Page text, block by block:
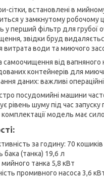
сітки, встановлені в
у замкнутому робочому
перший фільтр для грубої
звідки бруд
витрата води та миючого
самоочищення від вапняного
контейнерів для
даних: важливі
посудомийні машини
рівень шуму під час
комплектації модель має
за годину: 70
бака (танка) 19,6 л
мийного танка 5,8 кВт
промивного насоса 3,6